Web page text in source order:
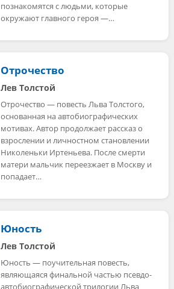
познакомятся с людьми, которые
окружают главного героя —…
Отрочество
Лев Толстой
Отрочество — повесть Льва Толстого,
основанная на автобиографических
мотивах. Автор продолжает рассказ о
взрослении и личностном становлении
Николеньки Иртеньева. После смерти
матери мальчик переезжает в Москву и
попадает…
Юность
Лев Толстой
Юность — поучительная повесть,
являющаяся финальной частью псевдо-
автобиографической трилогии Льва